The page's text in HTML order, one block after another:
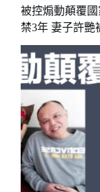
被控煽動顛覆
禁3年 妻子許艷